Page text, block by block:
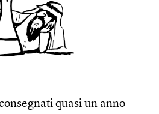
quasi un anno